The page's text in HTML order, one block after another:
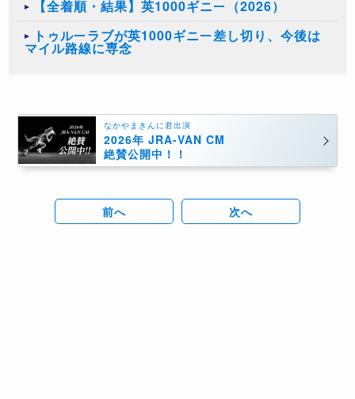
【全着順・結果】英1000ギニー（2026）
トゥルーラブが英1000ギニー差し切り、今後は
マイル路線に専念
なかやまきんに君出演
2026年 JRA-VAN CM
絶賛公開中！！
前へ 次へ